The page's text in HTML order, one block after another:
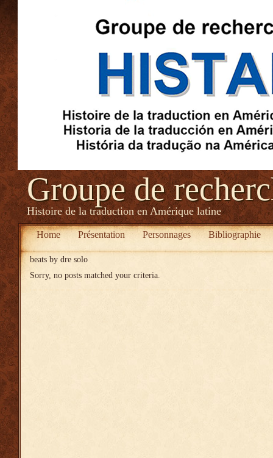
Groupe de
Histoire de la traduction en Amérique latine
Home Présentation Personnages Bibliographie
beats by dre solo
Sorry, no posts matched your criteria.